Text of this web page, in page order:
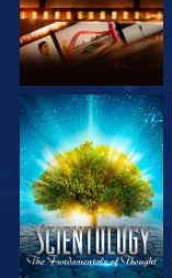
UTFORSKA
SERIEN